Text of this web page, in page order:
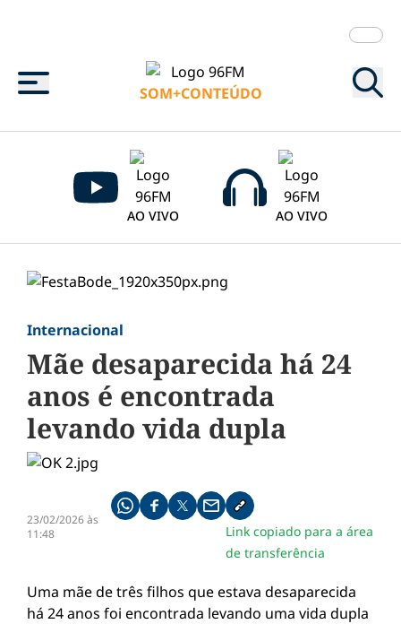
Menu
SOM+CONTEÚDO
AO VIVO AO VIVO
Internacional
Mãe desaparecida há 24
anos é encontrada
levando vida dupla
23/02/2026 às
11:48
Compartilhe pelo whatsapp
Compartilhar no facebook
Compartilhar no twitter
Compartilhe pelo email
Copiar link da notícia
Link copiado para a área
de transferência
Uma mãe de três filhos que estava desaparecida
há 24 anos foi encontrada levando uma vida dupla